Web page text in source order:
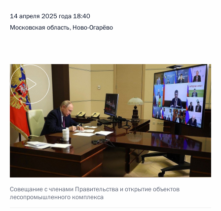
14 апреля 2025 года 18:40
Московская область, Ново-Огарёво
Совещание с членами Правительства и открытие объектов
лесопромышленного комплекса